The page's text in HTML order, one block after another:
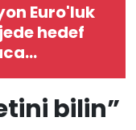
Euro'luk
hedef
bilin”